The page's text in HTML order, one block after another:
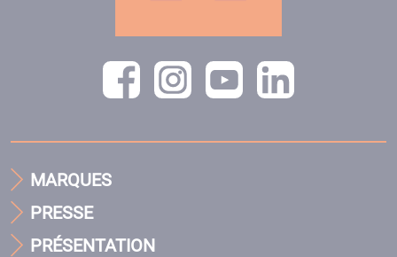
MARQUES
PRESSE
PRÉSENTATION